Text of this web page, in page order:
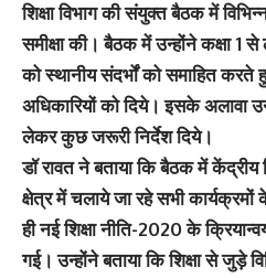
शिक्षा विभाग की संयुक्त बैठक में
समीक्षा की। बैठक में उन्होंने कक्षा 1
को स्थानीय संदर्भों को समाहित करते
अधिकारियों को दिये। इसके अलावा
लेकर कुछ जरूरी निर्देश दिये।
डॉ रावत ने बताया कि बैठक में केंद्रीय
क्षेत्र में चलाये जा रहे सभी
ही नई शिक्षा नीति-2020 के
गई। उन्होंने बताया कि शिक्षा से जुड़े